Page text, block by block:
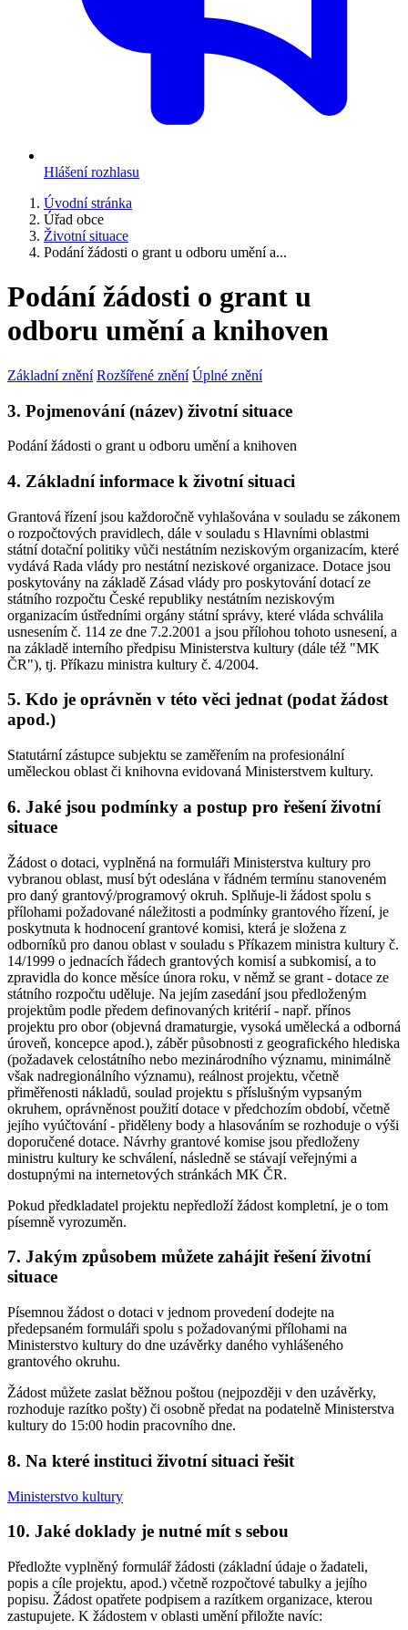
Hlášení rozhlasu
Úvodní stránka
Úřad obce
Životní situace
Podání žádosti o grant u odboru umění a...
Podání žádosti o grant u
odboru umění a knihoven
Základní znění Rozšířené znění Úplné znění
3. Pojmenování (název) životní situace
Podání žádosti o grant u odboru umění a knihoven
4. Základní informace k životní situaci
Grantová řízení jsou každoročně vyhlašována v souladu se zákonem
o rozpočtových pravidlech, dále v souladu s Hlavními oblastmi
státní dotační politiky vůči nestátním neziskovým organizacím, které
vydává Rada vlády pro nestátní neziskové organizace. Dotace jsou
poskytovány na základě Zásad vlády pro poskytování dotací ze
státního rozpočtu České republiky nestátním neziskovým
organizacím ústředními orgány státní správy, které vláda schválila
usnesením č. 114 ze dne 7.2.2001 a jsou přílohou tohoto usnesení, a
na základě interního předpisu Ministerstva kultury (dále též "MK
ČR"), tj. Příkazu ministra kultury č. 4/2004.
5. Kdo je oprávněn v této věci jednat (podat žádost
apod.)
Statutární zástupce subjektu se zaměřením na profesionální
uměleckou oblast či knihovna evidovaná Ministerstvem kultury.
6. Jaké jsou podmínky a postup pro řešení životní
situace
Žádost o dotaci, vyplněná na formuláři Ministerstva kultury pro
vybranou oblast, musí být odeslána v řádném termínu stanoveném
pro daný grantový/programový okruh. Splňuje-li žádost spolu s
přílohami požadované náležitosti a podmínky grantového řízení, je
poskytnuta k hodnocení grantové komisi, která je složena z
odborníků pro danou oblast v souladu s Příkazem ministra kultury č.
14/1999 o jednacích řádech grantových komisí a subkomisí, a to
zpravidla do konce měsíce února roku, v němž se grant - dotace ze
státního rozpočtu uděluje. Na jejím zasedání jsou předloženým
projektům podle předem definovaných kritérií - např. přínos
projektu pro obor (objevná dramaturgie, vysoká umělecká a odborná
úroveň, koncepce apod.), záběr působnosti z geografického hlediska
(požadavek celostátního nebo mezinárodního významu, minimálně
však nadregionálního významu), reálnost projektu, včetně
přiměřenosti nákladů, soulad projektu s příslušným vypsaným
okruhem, oprávněnost použití dotace v předchozím období, včetně
jejího vyúčtování - přiděleny body a hlasováním se rozhoduje o výši
doporučené dotace. Návrhy grantové komise jsou předloženy
ministru kultury ke schválení, následně se stávají veřejnými a
dostupnými na internetových stránkách MK ČR.
Pokud předkladatel projektu nepředloží žádost kompletní, je o tom
písemně vyrozuměn.
7. Jakým způsobem můžete zahájit řešení životní
situace
Písemnou žádost o dotaci v jednom provedení dodejte na
předepsaném formuláři spolu s požadovanými přílohami na
Ministerstvo kultury do dne uzávěrky daného vyhlášeného
grantového okruhu.
Žádost můžete zaslat běžnou poštou (nejpozději v den uzávěrky,
rozhoduje razítko pošty) či osobně předat na podatelně Ministerstva
kultury do 15:00 hodin pracovního dne.
8. Na které instituci životní situaci řešit
Ministerstvo kultury
10. Jaké doklady je nutné mít s sebou
Předložte vyplněný formulář žádosti (základní údaje o žadateli,
popis a cíle projektu, apod.) včetně rozpočtové tabulky a jejího
popisu. Žádost opatřete podpisem a razítkem organizace, kterou
zastupujete. K žádostem v oblasti umění přiložte navíc: